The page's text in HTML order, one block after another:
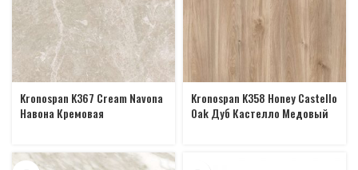
Kronospan K367 Cream Navona
Навона Кремовая
Kronospan K358 Honey Castello
Oak Дуб Кастелло Медовый